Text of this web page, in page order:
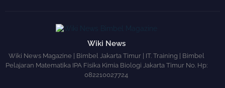
Wiki News
Wiki News Magazine | Bimbel Jakarta Timur | IT. Training | Bimbel
Pelajaran Matematika IPA Fisika Kimia Biologi Jakarta Timur No. Hp:
082210027724